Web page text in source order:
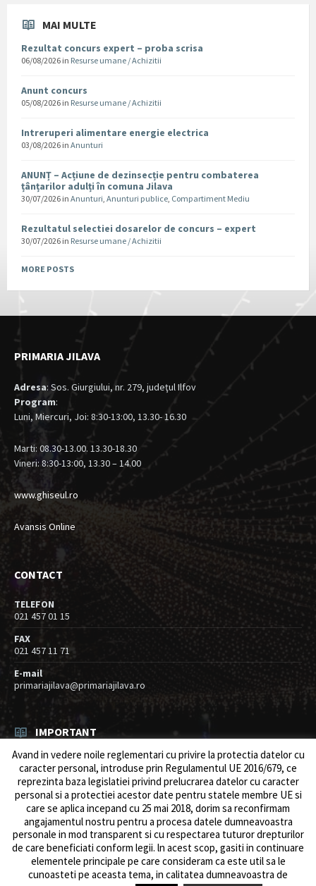
MAI MULTE
Rezultat concurs expert – proba scrisa
06/08/2026 in Resurse umane / Achizitii
Anunt concurs
05/08/2026 in Resurse umane / Achizitii
Intreruperi alimentare energie electrica
03/08/2026 in Anunturi
ANUNȚ – Acțiune de dezinsecție pentru combaterea
țânțarilor adulți în comuna Jilava
30/07/2026 in Anunturi, Anunturi publice, Compartiment Mediu
Rezultatul selectiei dosarelor de concurs – expert
30/07/2026 in Resurse umane / Achizitii
MORE POSTS
PRIMARIA JILAVA
Adresa: Sos. Giurgiului, nr. 279, judeţul Ilfov
Program:
Luni, Miercuri, Joi: 8:30-13:00, 13.30- 16.30
Marti: 08.30-13.00. 13.30-18.30
Vineri: 8:30-13:00, 13.30 – 14.00
www.ghiseul.ro
Avansis Online
CONTACT
TELEFON
021 457 01 15
FAX
021 457 11 71
E-mail
primariajilava@primariajilava.ro
IMPORTANT
Rezultat concurs expert – proba scrisa
06/08/2026 inResurse umane / Achizitii
Anunt concurs
05/08/2026 Resurse umane / Achizitii
© 2026 Primăria Comunei Jilava. Dev byows.ro
Avand in vedere noile reglementari cu privire la protectia datelor cu
caracter personal, introduse prin Regulamentul UE 2016/679, ce
reprezinta baza legislatiei privind prelucrarea datelor cu caracter
personal si a protectiei acestor date pentru statele membre UE si
care se aplica incepand cu 25 mai 2018, dorim sa reconfirmam
angajamentul nostru pentru a procesa datele dumneavoastra
personale in mod transparent si cu respectarea tuturor drepturilor
de care beneficiati conform legii. ln acest scop, gasiti in continuare
elementele principale pe care consideram ca este util sa le
cunoasteti pe aceasta tema, in calitatea dumneavoastra de